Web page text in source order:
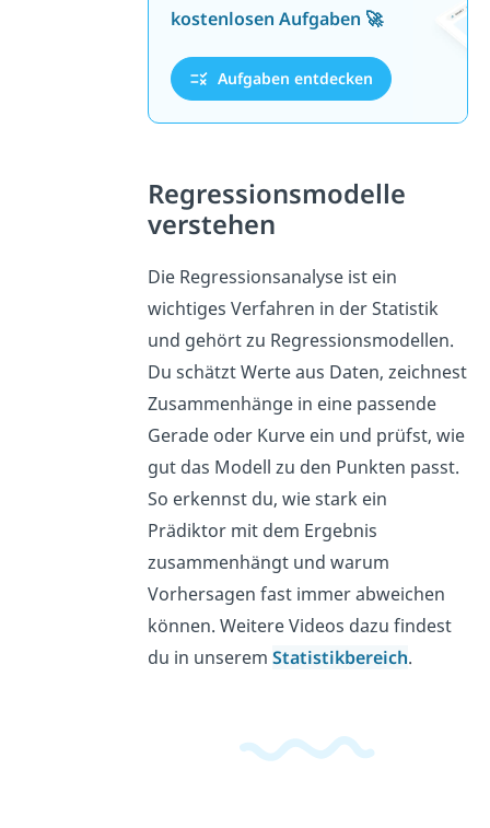
kostenlosen Aufgaben 🚀
Aufgaben entdecken
Regressionsmodelle
verstehen
Die Regressionsanalyse ist ein
wichtiges Verfahren in der Statistik
und gehört zu Regressionsmodellen.
Du schätzt Werte aus Daten, zeichnest
Zusammenhänge in eine passende
Gerade oder Kurve ein und prüfst, wie
gut das Modell zu den Punkten passt.
So erkennst du, wie stark ein
Prädiktor mit dem Ergebnis
zusammenhängt und warum
Vorhersagen fast immer abweichen
können. Weitere Videos dazu findest
du in unserem Statistikbereich.